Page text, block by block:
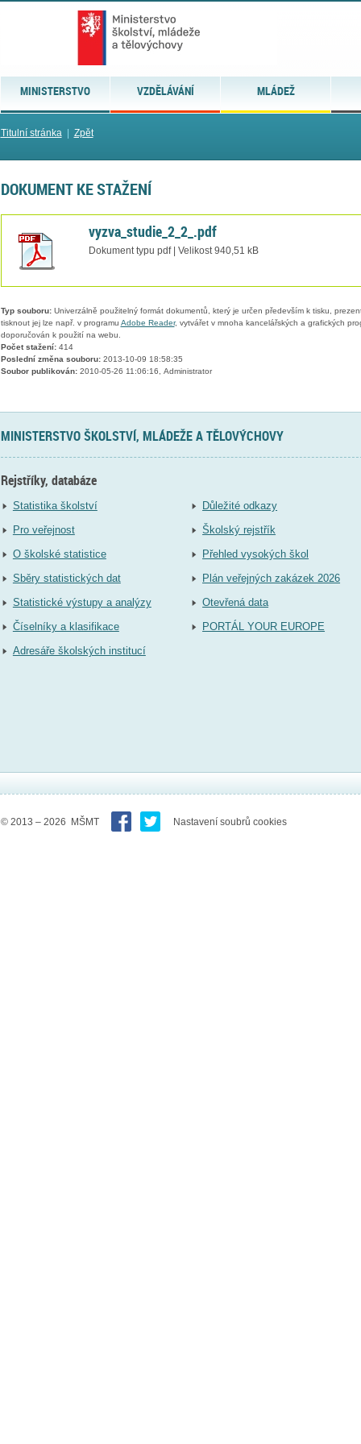
MINISTERSTVO VZDĚLÁVÁNÍ MLÁDEŽ
Titulní stránka| Zpět
DOKUMENT KE STAŽENÍ
vyzva_studie_2_2_.pdf
Dokument typu pdf | Velikost 940,51 kB
Typ souboru:Univerzálně použitelný formát dokumentů, který je určen především k tisku,
tisknout jej lze např. v programu Adobe Reader, vytvářet v mnoha kancelářských a grafických
doporučován k použití na webu.
Počet stažení:414
Poslední změna souboru:2013-10-09 18:58:35
Soubor publikován:2010-05-26 11:06:16, Administrator
MINISTERSTVO ŠKOLSTVÍ, MLÁDEŽE A TĚLOVÝCHOVY
Rejstříky, databáze
Statistika školství
Pro veřejnost
O školské statistice
Sběry statistických dat
Statistické výstupy a analýzy
Číselníky a klasifikace
Adresáře školských institucí
Důležité odkazy
Školský rejstřík
Přehled vysokých škol
Plán veřejných zakázek 2026
Otevřená data
PORTÁL YOUR EUROPE
© 2013 – 2026 MŠMT Nastavení soubrů cookies